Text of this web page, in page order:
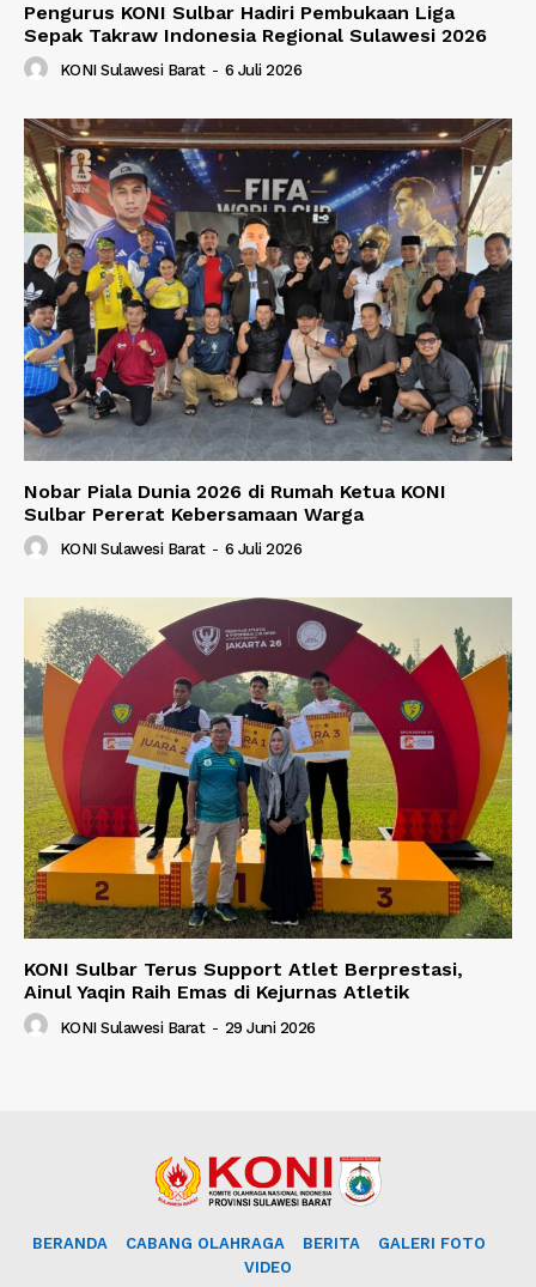
Pengurus KONI Sulbar Hadiri Pembukaan Liga
Sepak Takraw Indonesia Regional Sulawesi 2026
KONI Sulawesi Barat - 6 Juli 2026
Nobar Piala Dunia 2026 di Rumah Ketua KONI
Sulbar Pererat Kebersamaan Warga
KONI Sulawesi Barat - 6 Juli 2026
KONI Sulbar Terus Support Atlet Berprestasi,
Ainul Yaqin Raih Emas di Kejurnas Atletik
KONI Sulawesi Barat - 29 Juni 2026
BERANDA CABANG OLAHRAGA BERITA
GALERI FOTO
VIDEO